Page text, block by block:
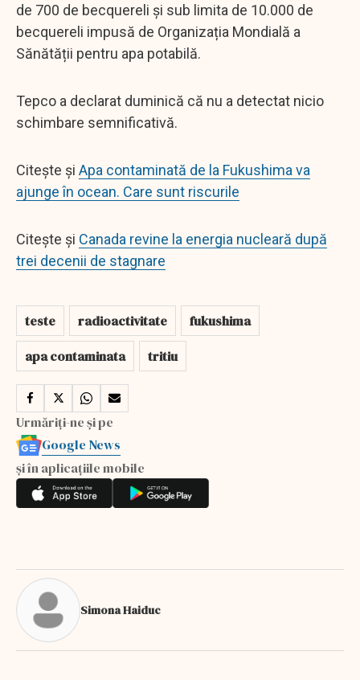
de 700 de becquereli și sub limita de 10.000 de
becquereli impusă de Organizația Mondială a
Sănătății pentru apa potabilă.
Tepco a declarat duminică că nu a detectat nicio
schimbare semnificativă.
Citește și Apa contaminată de la Fukushima va
ajunge în ocean. Care sunt riscurile
Citește și Canada revine la energia nucleară după
trei decenii de stagnare
teste radioactivitate
fukushima
apa contaminata
tritiu
Urmăriți-ne și pe
Google News
și în aplicațiile mobile
Simona Haiduc